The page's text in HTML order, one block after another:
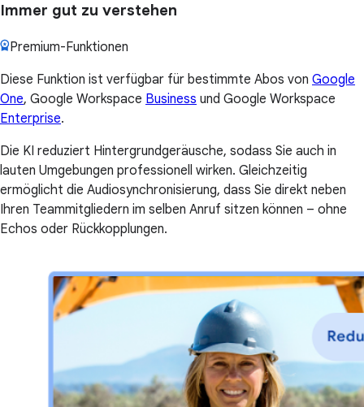
Immer gut zu verstehen
Premium-Funktionen
Diese Funktion ist verfügbar für bestimmte Abos von Google
One, Google Workspace Business und Google Workspace
Enterprise.
Die KI reduziert Hintergrundgeräusche, sodass Sie auch in
lauten Umgebungen professionell wirken. Gleichzeitig
ermöglicht die Audiosynchronisierung, dass Sie direkt neben
Ihren Teammitgliedern im selben Anruf sitzen können – ohne
Echos oder Rückkopplungen.